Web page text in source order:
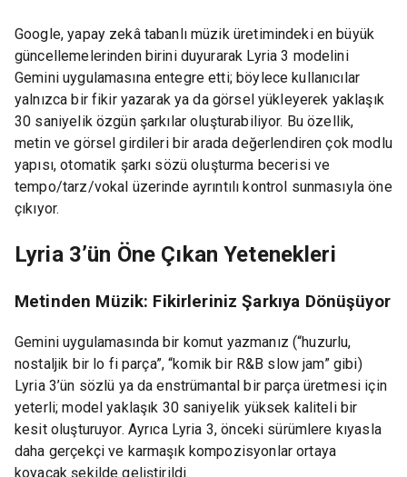
Google, yapay zekâ tabanlı müzik üretimindeki en büyük
güncellemelerinden birini duyurarak Lyria 3 modelini
Gemini uygulamasına entegre etti; böylece kullanıcılar
yalnızca bir fikir yazarak ya da görsel yükleyerek yaklaşık
30 saniyelik özgün şarkılar oluşturabiliyor. Bu özellik,
metin ve görsel girdileri bir arada değerlendiren çok modlu
yapısı, otomatik şarkı sözü oluşturma becerisi ve
tempo/tarz/vokal üzerinde ayrıntılı kontrol sunmasıyla öne
çıkıyor.
Lyria 3’ün Öne Çıkan Yetenekleri
Metinden Müzik: Fikirleriniz Şarkıya Dönüşüyor
Gemini uygulamasında bir komut yazmanız (“huzurlu,
nostaljik bir lo fi parça”, “komik bir R&B slow jam” gibi)
Lyria 3’ün sözlü ya da enstrümantal bir parça üretmesi için
yeterli; model yaklaşık 30 saniyelik yüksek kaliteli bir
kesit oluşturuyor. Ayrıca Lyria 3, önceki sürümlere kıyasla
daha gerçekçi ve karmaşık kompozisyonlar ortaya
koyacak şekilde geliştirildi.